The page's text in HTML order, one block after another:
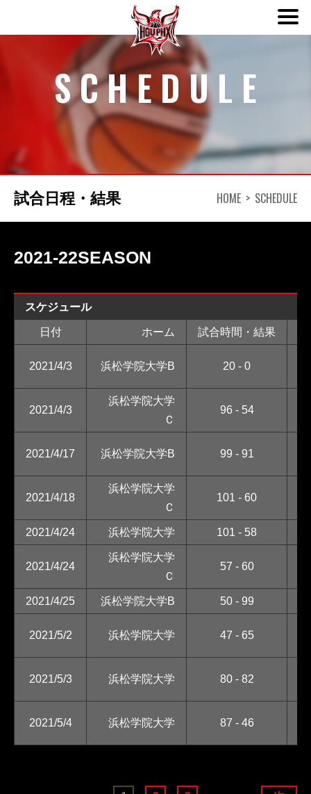
TEAM
SCHEDULE
SCHEDULE
試合日程・結果 HOME SCHEDULE
2021-22SEASON
スケジュール
日付 ホーム 試合時間・結果
2021/4/3 浜松学院大学B 20 - 0
2021/4/3
浜松学院大学
Ｃ
96 - 54
2021/4/17 浜松学院大学B 99 - 91
2021/4/18
浜松学院大学
Ｃ
101 - 60
2021/4/24 浜松学院大学 101 - 58
2021/4/24
浜松学院大学
Ｃ
57 - 60
2021/4/25 浜松学院大学B 50 - 99
2021/5/2 浜松学院大学 47 - 65
2021/5/3 浜松学院大学 80 - 82
2021/5/4 浜松学院大学 87 - 46